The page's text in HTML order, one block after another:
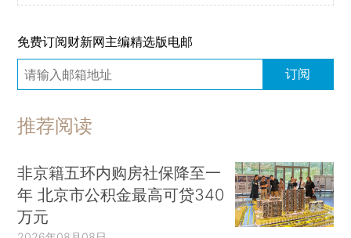
免费订阅财新网主编精选版电邮
订阅
推荐阅读
非京籍五环内购房社保降至一
年 北京市公积金最高可贷340
万元